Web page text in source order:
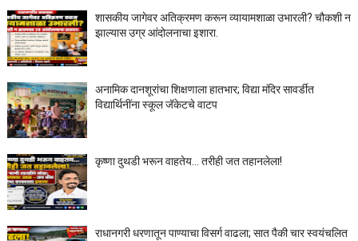
शासकीय जागेवर अतिक्रमण करून व्यायामशाळा उभारली? चौकशी न
झाल्यास उग्र आंदोलनाचा इशारा.
अनामिक दानशूरांचा शिक्षणाला हातभार; विद्या मंदिर सावर्डीत
विद्यार्थिनींना स्कूल जॅकेटचे वाटप
कृष्णा दुथडी भरून वाहतेय... तरीही जत तहानलेला!
राधानगरी धरणातून पाण्याचा विसर्ग वाढला; सात पैकी चार स्वयंचलित